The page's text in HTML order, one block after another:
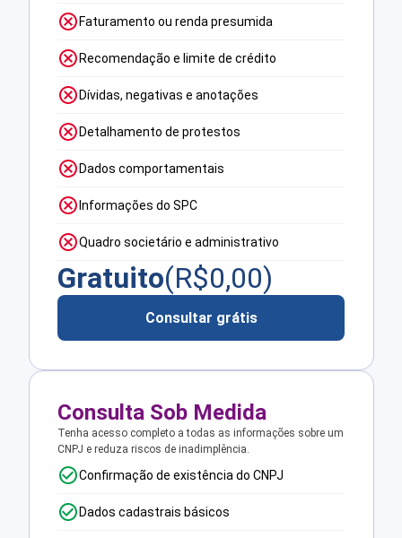
Faturamento ou renda presumida
Recomendação e limite de crédito
Dívidas, negativas e anotações
Detalhamento de protestos
Dados comportamentais
Informações do SPC
Quadro societário e administrativo
Gratuito(R$0,00)
Consultar grátis
Consulta Sob Medida
Tenha acesso completo a todas as informações sobre um
CNPJ e reduza riscos de inadimplência.
Confirmação de existência do CNPJ
Dados cadastrais básicos